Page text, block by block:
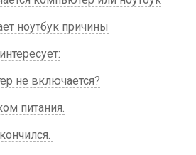
ноутбук причины
не включается?
питания.